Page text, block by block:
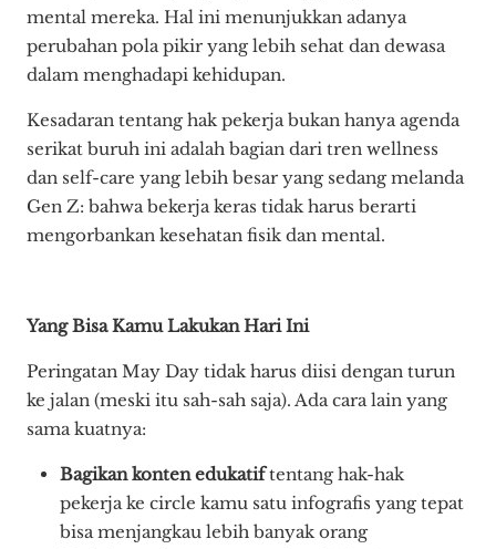
mental mereka. Hal ini menunjukkan adanya
perubahan pola pikir yang lebih sehat dan dewasa
dalam menghadapi kehidupan.
Kesadaran tentang hak pekerja bukan hanya agenda
serikat buruh ini adalah bagian dari tren wellness
dan self-care yang lebih besar yang sedang melanda
Gen Z: bahwa bekerja keras tidak harus berarti
mengorbankan kesehatan fisik dan mental.
Yang Bisa Kamu Lakukan Hari Ini
Peringatan May Day tidak harus diisi dengan turun
ke jalan (meski itu sah-sah saja). Ada cara lain yang
sama kuatnya:
Bagikan konten edukatiftentang hak-hak
pekerja ke circle kamu satu infografis yang tepat
bisa menjangkau lebih banyak orang